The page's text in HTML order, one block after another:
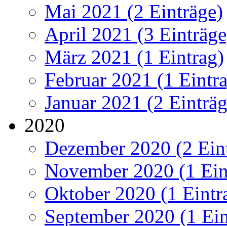
Mai 2021 (2 Einträge)
April 2021 (3
März 2021 (1 Eintrag)
Februar 2021 (1
Januar 2021 (2
2020
Dezember 2020 (2
November 2020 (1
Oktober 2020 (1
September 2020 (1